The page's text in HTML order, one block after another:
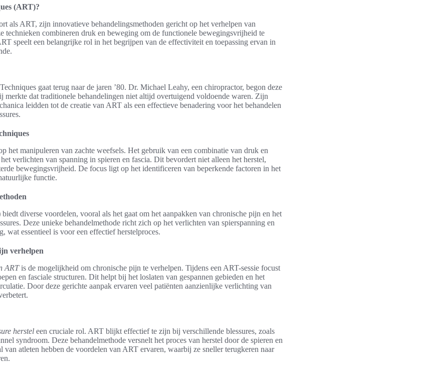
(ART)?
als ART, zijn innovatieve behandelingsmethoden gericht op het verhelpen van
technieken combineren druk en beweging om de functionele bewegingsvrijheid te
speelt een belangrijke rol in het begrijpen van de effectiviteit en toepassing ervan in
gaat terug naar de jaren ’80. Dr. Michael Leahy, een chiropractor, begon deze
merkte dat traditionele behandelingen niet altijd overtuigend voldoende waren. Zijn
leidden tot de creatie van ART als een effectieve benadering voor het behandelen
het manipuleren van zachte weefsels. Het gebruik van een combinatie van druk en
verlichten van spanning in spieren en fascia. Dit bevordert niet alleen het herstel,
bewegingsvrijheid. De focus ligt op het identificeren van beperkende factoren in het
functie.
diverse voordelen, vooral als het gaat om het aanpakken van chronische pijn en het
Deze unieke behandelmethode richt zich op het verlichten van spierspanning en
wat essentieel is voor een effectief herstelproces.
verhelpen
ARTis de mogelijkheid om chronische pijn te verhelpen. Tijdens een ART-sessie focust
en fasciale structuren. Dit helpt bij het loslaten van gespannen gebieden en het
Door deze gerichte aanpak ervaren veel patiënten aanzienlijke verlichting van
herstel een cruciale rol. ART blijkt effectief te zijn bij verschillende blessures, zoals
syndroom. Deze behandelmethode versnelt het proces van herstel door de spieren en
van atleten hebben de voordelen van ART ervaren, waarbij ze sneller terugkeren naar